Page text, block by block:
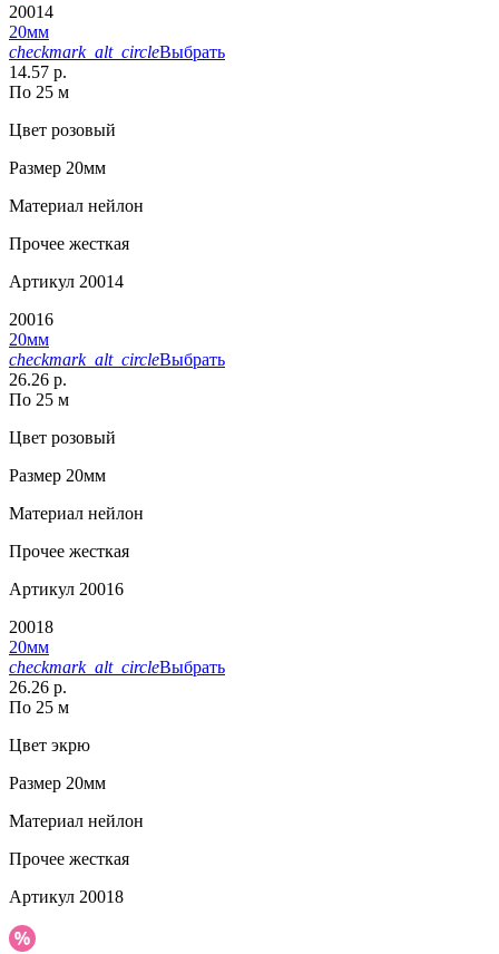
20014
20мм
checkmark_alt_circleВыбрать
14.57 р.
По 25 м
Цвет розовый
Размер 20мм
Материал нейлон
Прочее жесткая
Артикул 20014
20016
20мм
checkmark_alt_circleВыбрать
26.26 р.
По 25 м
Цвет розовый
Размер 20мм
Материал нейлон
Прочее жесткая
Артикул 20016
20018
20мм
checkmark_alt_circleВыбрать
26.26 р.
По 25 м
Цвет экрю
Размер 20мм
Материал нейлон
Прочее жесткая
Артикул 20018